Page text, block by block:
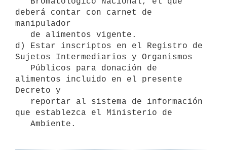
deberá contar con carnet de
manipulador
d) Estar inscriptos en el Registro de
Sujetos Intermediarios y Organismos
alimentos incluido en el presente
Decreto y
que establezca el Ministerio de